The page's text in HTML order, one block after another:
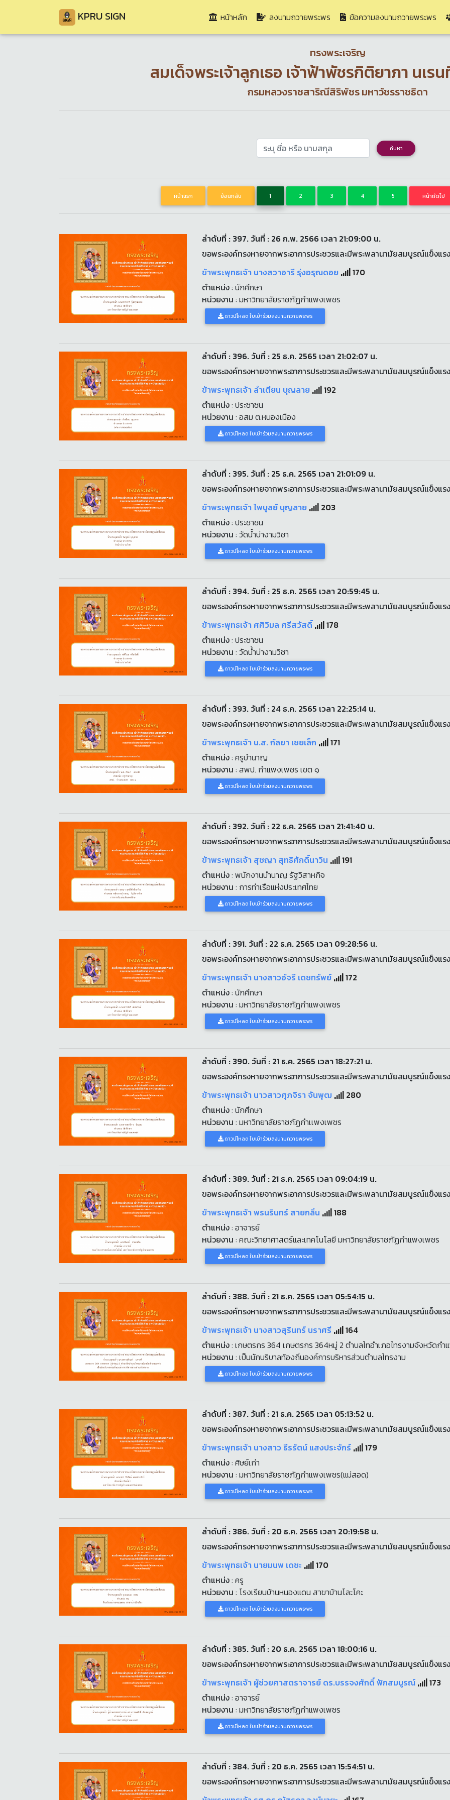
KPRU SIGN หน้าหลัก(current)ลงนามถวายพระพร ข้อความลงนามถวายพระพร
ทรงพระเจริญ
สมเด็จพระเจ้าลูกเธอ เจ้าฟ้าพัชรกิติยาภา นเร
กรมหลวงราชสาริณีสิริพัชร มหาวัชรราชธิดา
ค้นหา
หน้าแรก ย้อนกลับ 1 2 3 4 5 หน้าถัดไป
ลำดับที่ : 397. วันที่ : 26 ก.พ. 2566 เวลา 21:09:00 น.
ขอพระองค์ทรงหายจากพระอาการประชวรและมีพระพลานามัยสมบูรณ์แข็งแรง
ข้าพระพุทธเจ้า นางสวาอารี รุ่งอรุณดอย
170
ตำแหน่ง: นักศึกษา
หน่วยงาน : มหาวิทยาลัยราชภัฏกำแพงเพชร
ดาวน์โหลด ใบเข้าร่วมลงนามถวายพระพร
ลำดับที่ : 396. วันที่ : 25 ธ.ค. 2565 เวลา 21:02:07 น.
ขอพระองค์ทรงหายจากพระอาการประชวรและมีพระพลานามัยสมบูรณ์แข็งแรง
ข้าพระพุทธเจ้า ลำเตียน บุญลาย
192
ตำแหน่ง: ประชาชน
หน่วยงาน : อสม ต.หนองเมือง
ดาวน์โหลด ใบเข้าร่วมลงนามถวายพระพร
ลำดับที่ : 395. วันที่ : 25 ธ.ค. 2565 เวลา 21:01:09 น.
ขอพระองค์ทรงหายจากพระอาการประชวรและมีพระพลานามัยสมบูรณ์แข็งแรง
ข้าพระพุทธเจ้า ไพบูลย์ บุญลาย
203
ตำแหน่ง: ประชาชน
หน่วยงาน : วัดน้ำบ่างามวิชา
ดาวน์โหลด ใบเข้าร่วมลงนามถวายพระพร
ลำดับที่ : 394. วันที่ : 25 ธ.ค. 2565 เวลา 20:59:45 น.
ขอพระองค์ทรงหายจากพระอาการประชวรและมีพระพลานามัยสมบูรณ์แข็งแรง
ข้าพระพุทธเจ้า ศศิวิมล ศรีสวัสดิ์
178
ตำแหน่ง: ประชาชน
หน่วยงาน : วัดน้ำบ่างามวิชา
ดาวน์โหลด ใบเข้าร่วมลงนามถวายพระพร
ลำดับที่ : 393. วันที่ : 24 ธ.ค. 2565 เวลา 22:25:14 น.
ขอพระองค์ทรงหายจากพระอาการประชวรและมีพระพลานามัยสมบูรณ์แข็งแรง
ข้าพระพุทธเจ้า น.ส. กัลยา เชยเล็ก
171
ตำแหน่ง: ครูบำนาญ
หน่วยงาน : สพป. กำแพงเพชร เขต ๑
ดาวน์โหลด ใบเข้าร่วมลงนามถวายพระพร
ลำดับที่ : 392. วันที่ : 22 ธ.ค. 2565 เวลา 21:41:40 น.
ขอพระองค์ทรงหายจากพระอาการประชวรและมีพระพลานามัยสมบูรณ์แข็งแรง
ข้าพระพุทธเจ้า สุชญา สุทธิศักดิ์นาวิน
191
ตำแหน่ง: พนักงานบำนาญ รัฐวิสาหกิจ
หน่วยงาน : การท่าเรือแห่งประเทศไทย
ดาวน์โหลด ใบเข้าร่วมลงนามถวายพระพร
ลำดับที่ : 391. วันที่ : 22 ธ.ค. 2565 เวลา 09:28:56 น.
ขอพระองค์ทรงหายจากพระอาการประชวรและมีพระพลานามัยสมบูรณ์แข็งแรง
ข้าพระพุทธเจ้า นางสาวอัจรี เดชทรัพย์
172
ตำแหน่ง: นักศึกษา
หน่วยงาน : มหาวิทยาลัยราชภัฎกำแพงเพชร
ดาวน์โหลด ใบเข้าร่วมลงนามถวายพระพร
ลำดับที่ : 390. วันที่ : 21 ธ.ค. 2565 เวลา 18:27:21 น.
ขอพระองค์ทรงหายจากพระอาการประชวรและมีพระพลานามัยสมบูรณ์แข็งแรง
ข้าพระพุทธเจ้า นาวสาวศุภจิรา จันพุฒ
280
ตำแหน่ง: นักศึกษา
หน่วยงาน : มหาวิทยาลัยราชภัฏกำเเพงเพชร
ดาวน์โหลด ใบเข้าร่วมลงนามถวายพระพร
ลำดับที่ : 389. วันที่ : 21 ธ.ค. 2565 เวลา 09:04:19 น.
ขอพระองค์ทรงหายจากพระอาการประชวรและมีพระพลานามัยสมบูรณ์แข็งแรง
ข้าพระพุทธเจ้า พรนรินทร์ สายกลิ่น
188
ตำแหน่ง: อาจารย์
หน่วยงาน : คณะวิทยาศาสตร์และเทคโนโลยี มหาวิทยาลัยราชภัฏกำแพงเพชร
ดาวน์โหลด ใบเข้าร่วมลงนามถวายพระพร
ลำดับที่ : 388. วันที่ : 21 ธ.ค. 2565 เวลา 05:54:15 น.
ขอพระองค์ทรงหายจากพระอาการประชวรและมีพระพลานามัยสมบูรณ์แข็งแรง
ข้าพระพุทธเจ้า นางสาวสุรินทร์ นราศรี
164
ตำแหน่ง: เกษตรกร 364 เกษตรกร 364หมู่ 2 ตำบลไทอำเภอไทรงามจังหวัดกำ
หน่วยงาน : เป็นนักบริบาลท้องถิ่นองค์การบริหารส่วนตำบลไทรงาม
ดาวน์โหลด ใบเข้าร่วมลงนามถวายพระพร
ลำดับที่ : 387. วันที่ : 21 ธ.ค. 2565 เวลา 05:13:52 น.
ขอพระองค์ทรงหายจากพระอาการประชวรและมีพระพลานามัยสมบูรณ์แข็งแรง
ข้าพระพุทธเจ้า นางสาว ธีรรัตน์ แสงประจักร์
179
ตำแหน่ง: ศิษย์เก่า
หน่วยงาน : มหาวิทยาลัยราชภัฏกำแพงเพชร(แม่สอด)
ดาวน์โหลด ใบเข้าร่วมลงนามถวายพระพร
ลำดับที่ : 386. วันที่ : 20 ธ.ค. 2565 เวลา 20:19:58 น.
ขอพระองค์ทรงหายจากพระอาการประชวรและมีพระพลานามัยสมบูรณ์แข็งแรง
ข้าพระพุทธเจ้า นายมนพ เดชะ
170
ตำแหน่ง: ครู
หน่วยงาน : โรงเรียนบ้านหนองแดน สาขาบ้านโละโคะ
ดาวน์โหลด ใบเข้าร่วมลงนามถวายพระพร
ลำดับที่ : 385. วันที่ : 20 ธ.ค. 2565 เวลา 18:00:16 น.
ขอพระองค์ทรงหายจากพระอาการประชวรและมีพระพลานามัยสมบูรณ์แข็งแรง
ข้าพระพุทธเจ้า ผู้ช่วยศาสตราจารย์ ดร.บรรจงศักดิ์ ฟักสมบูรณ์
173
ตำแหน่ง: อาจารย์
หน่วยงาน : มหาวิทยาลัยราชภัฏกำแพงเพชร
ดาวน์โหลด ใบเข้าร่วมลงนามถวายพระพร
ลำดับที่ : 384. วันที่ : 20 ธ.ค. 2565 เวลา 15:54:51 น.
ขอพระองค์ทรงหายจากพระอาการประชวรและมีพระพลานามัยสมบูรณ์แข็งแรง